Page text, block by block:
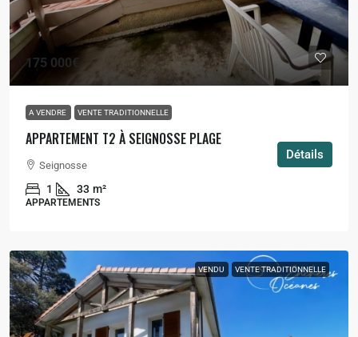
175 000€
A VENDRE VENTE TRADITIONNELLE
APPARTEMENT T2 À SEIGNOSSE PLAGE
Seignosse
1 33 m²
APPARTEMENTS
Détails
VENDU VENTE TRADITIONNELLE